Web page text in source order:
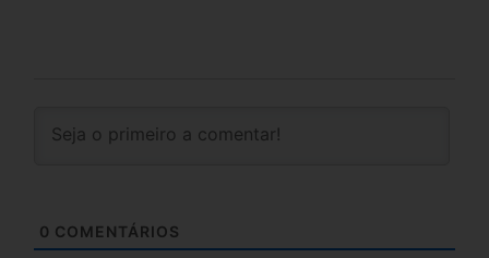
0 COMENTÁRIOS